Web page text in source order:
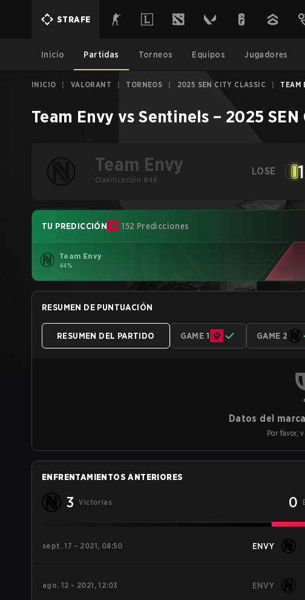
STRAFE
Inicio Partidas Torneos Equipos Jugadores
INICIO VALORANT TORNEOS 2025 SEN CITY CLASSIC TEAM
Team Envy vs Sentinels – 2025
Team Envy
Clasificación #48
LOSE 1
TU PREDICCIÓN 152 Predicciones
Team Envy
44%
RESUMEN DE PUNTUACIÓN
RESUMEN DEL PARTIDO GAME 1 GAME 2
Datos del
Por favor,
ENFRENTAMIENTOS ANTERIORES
3 Victorias 0
sept. 17 - 2021, 08:50 ENVY
ago. 12 - 2021, 12:03 ENVY